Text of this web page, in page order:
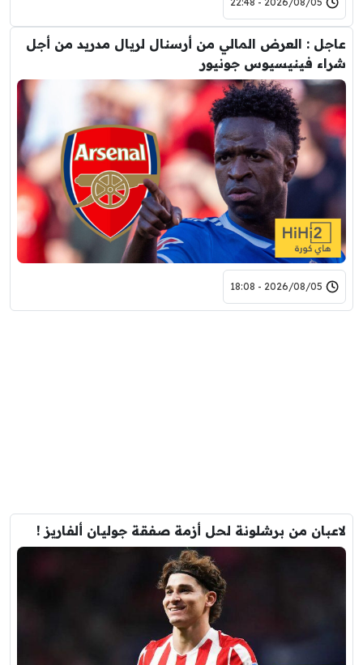
عاجل : العرض المالي من أرسنال لريال مدريد من أجل
شراء فينيسيوس جونيور
2026/08/05 - 18:08
لاعبان من برشلونة لحل أزمة صفقة جوليان ألفاريز !